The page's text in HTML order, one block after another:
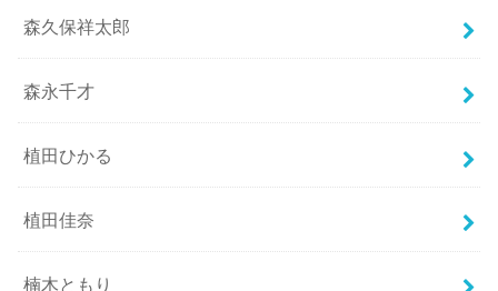
森久保祥太郎
森永千才
植田ひかる
植田佳奈
楠木ともり